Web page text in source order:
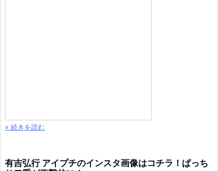
» 続きを読む
有吉弘行 アイプチのインスタ画像はコチラ！ぱっち